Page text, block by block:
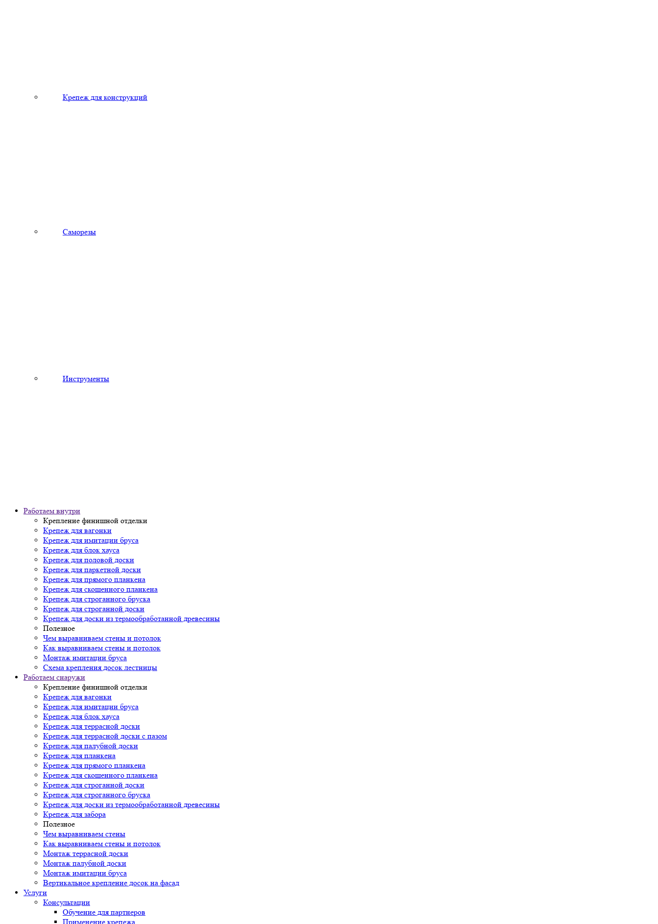
Крепеж для конструкций
Саморезы
Инструменты
Работаем внутри
Крепление финишной отделки
Крепеж для вагонки
Крепеж для имитации бруса
Крепеж для блок хауса
Крепеж для половой доски
Крепеж для паркетной доски
Крепеж для прямого планкена
Крепеж для скошенного планкена
Крепеж для строганного бруска
Крепеж для строганной доски
Крепеж для доски из термообработанной древесины
Полезное
Чем выравниваем стены и потолок
Как выравниваем стены и потолок
Монтаж имитации бруса
Схема крепления досок лестницы
Работаем снаружи
Крепление финишной отделки
Крепеж для вагонки
Крепеж для имитации бруса
Крепеж для блок хауса
Крепеж для террасной доски
Крепеж для террасной доски с пазом
Крепеж для палубной доски
Крепеж для планкена
Крепеж для прямого планкена
Крепеж для скошенного планкена
Крепеж для строганной доски
Крепеж для строганного бруска
Крепеж для доски из термообработанной древесины
Крепеж для забора
Полезное
Чем выравниваем стены
Как выравниваем стены и потолок
Монтаж террасной доски
Монтаж палубной доски
Монтаж имитации бруса
Вертикальное крепление досок на фасад
Услуги
Консультации
Обучение для партнеров
Применение крепежа